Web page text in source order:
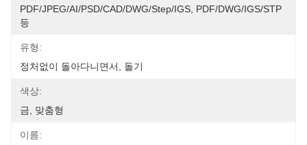
PDF/JPEG/AI/PSD/CAD/DWG/Step/IGS, PDF/DWG/IGS/STP
등
유형:
정처없이 돌아다니면서, 돌기
색상:
금, 맞춤형
이름: